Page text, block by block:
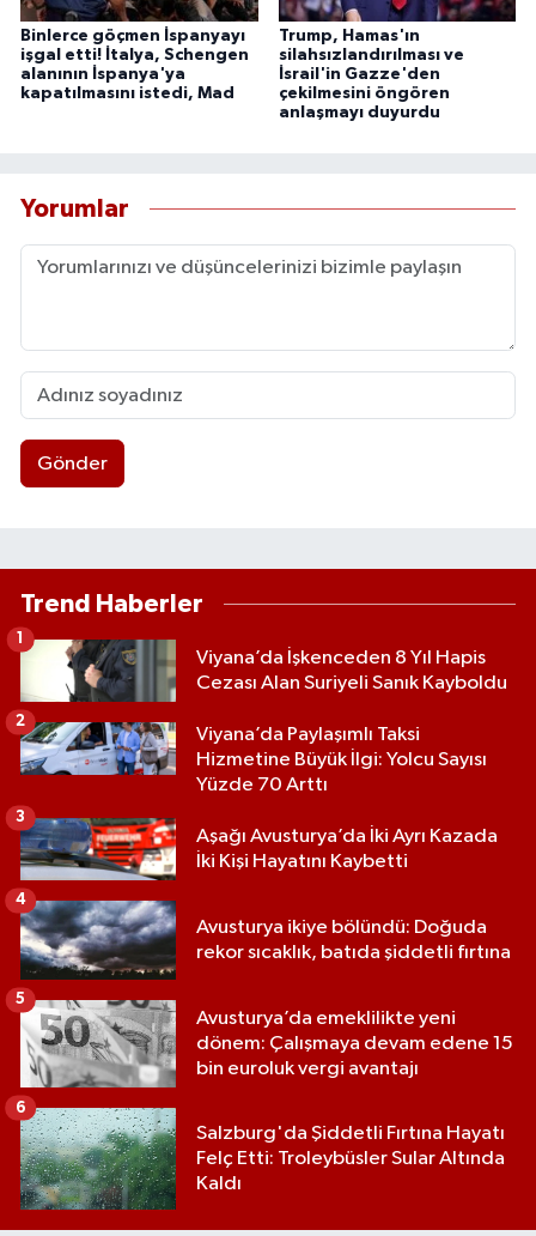
Binlerce göçmen İspanyayı
işgal etti! İtalya, Schengen
alanının İspanya'ya
kapatılmasını istedi, Mad
Trump, Hamas'ın
silahsızlandırılması ve
İsrail'in Gazze'den
çekilmesini öngören
anlaşmayı duyurdu
Yorumlar
Gönder
Trend Haberler
Viyana’da İşkenceden 8 Yıl Hapis
Cezası Alan Suriyeli Sanık Kayboldu
1
Viyana’da Paylaşımlı Taksi
Hizmetine Büyük İlgi: Yolcu Sayısı
Yüzde 70 Arttı
2
Aşağı Avusturya’da İki Ayrı Kazada
İki Kişi Hayatını Kaybetti
3
Avusturya ikiye bölündü: Doğuda
rekor sıcaklık, batıda şiddetli fırtına
4
Avusturya’da emeklilikte yeni
dönem: Çalışmaya devam edene 15
bin euroluk vergi avantajı
5
Salzburg'da Şiddetli Fırtına Hayatı
Felç Etti: Troleybüsler Sular Altında
Kaldı
6